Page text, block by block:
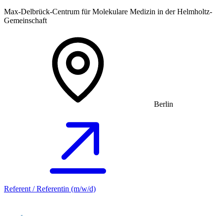
Max-Delbrück-Centrum für Molekulare Medizin in der Helmholtz-
Gemeinschaft
Berlin
Referent / Referentin (m/w/d)